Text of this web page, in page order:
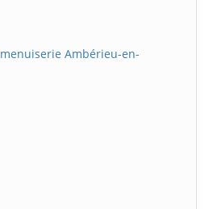
Ambérieu-en-